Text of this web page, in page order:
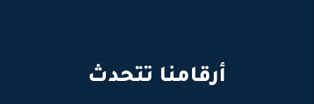
أرقامنا تتحدث